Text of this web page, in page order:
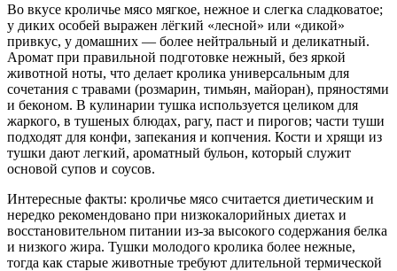
Во вкусе кроличье мясо мягкое, нежное и слегка сладковатое;
у диких особей выражен лёгкий «лесной» или «дикой»
привкус, у домашних — более нейтральный и деликатный.
Аромат при правильной подготовке нежный, без яркой
животной ноты, что делает кролика универсальным для
сочетания с травами (розмарин, тимьян, майоран), пряностями
и беконом. В кулинарии тушка используется целиком для
жаркого, в тушеных блюдах, рагу, паст и пирогов; части туши
подходят для конфи, запекания и копчения. Кости и хрящи из
тушки дают легкий, ароматный бульон, который служит
основой супов и соусов.
Интересные факты: кроличье мясо считается диетическим и
нередко рекомендовано при низкокалорийных диетах и
восстановительном питании из-за высокого содержания белка
и низкого жира. Тушки молодого кролика более нежные,
тогда как старые животные требуют длительной термической